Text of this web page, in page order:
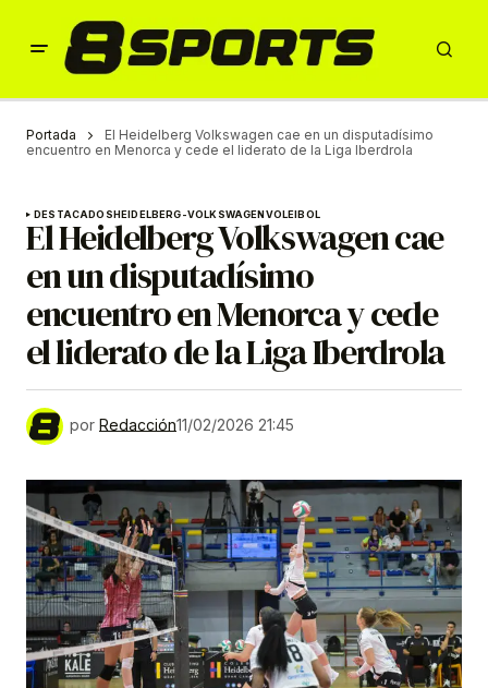
Portada
El Heidelberg Volkswagen cae en un disputadísimo
encuentro en Menorca y cede el liderato de la Liga Iberdrola
DESTACADOSHEIDELBERG-VOLKSWAGENVOLEIBOL
El Heidelberg Volkswagen cae
en un disputadísimo
encuentro en Menorca y cede
el liderato de la Liga Iberdrola
por Redacción11/02/2026 21:45